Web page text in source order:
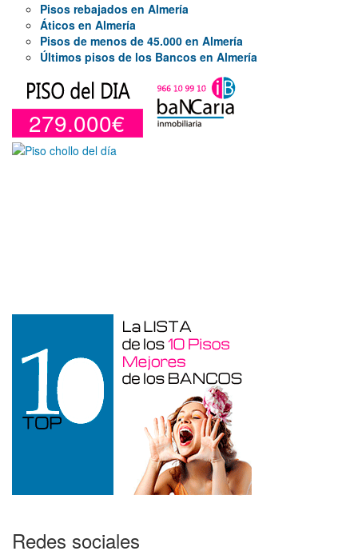
Pisos rebajados en Almería
Áticos en Almería
Pisos de menos de 45.000 en Almería
Últimos pisos de los Bancos en Almería
279.000€
Redes sociales